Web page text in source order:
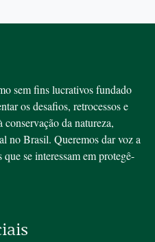
sem fins lucrativos fundado
os desafios, retrocessos e
conservação da natureza,
no Brasil. Queremos dar voz a
se interessam em protegê-